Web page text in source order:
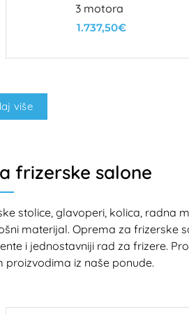
3 motora
1.737,50€
U košaricu
više
frizerske salone
stolice, glavoperi, kolica, radna
materijal. Oprema za frizerske
i jednostavniji rad za frizere.
iz naše ponude.